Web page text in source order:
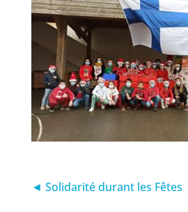
◄ Solidarité durant les Fêtes